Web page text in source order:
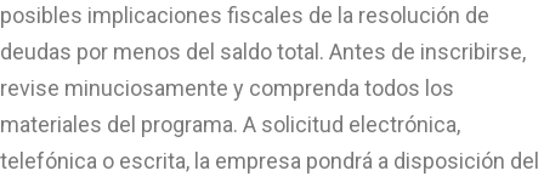
posibles implicaciones fiscales de la resolución de
deudas por menos del saldo total. Antes de inscribirse,
revise minuciosamente y comprenda todos los
materiales del programa. A solicitud electrónica,
telefónica o escrita, la empresa pondrá a disposición del